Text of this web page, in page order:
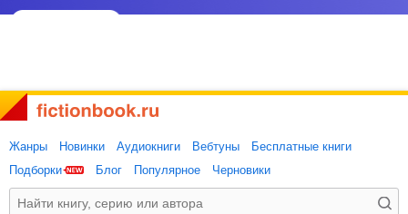
Жанры Новинки Аудиокниги Вебтуны
Бесплатные книги
Подборки
Блог Популярное Черновики